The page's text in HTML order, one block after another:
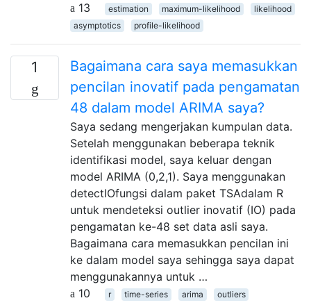
13
estimation maximum-likelihood
likelihood
asymptotics
profile-likelihood
1
Bagaimana cara saya memasukkan
pencilan inovatif pada pengamatan
48 dalam model ARIMA saya?
Saya sedang mengerjakan kumpulan data.
Setelah menggunakan beberapa teknik
identifikasi model, saya keluar dengan
model ARIMA (0,2,1). Saya menggunakan
detectIOfungsi dalam paket TSAdalam R
untuk mendeteksi outlier inovatif (IO) pada
pengamatan ke-48 set data asli saya.
Bagaimana cara memasukkan pencilan ini
ke dalam model saya sehingga saya dapat
menggunakannya untuk …
10
r time-series arima
outliers